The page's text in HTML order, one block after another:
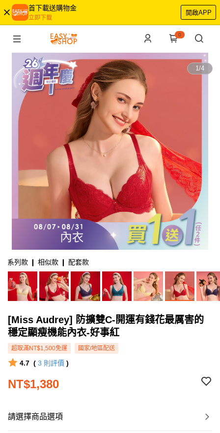
首下載送購物金
立即下載
開啟APP
0
1/4
系列款 ❙ 相似款 ❙ 配套款
[Miss Audrey] 防擴雙C-開運有錢花最厲害的
穩定顯瘦機能內衣-好事紅
超取滿NT$1,500免運 國家/地區配送
4.7 ( 3 則評價 )
NT$1,380
請選擇商品選項